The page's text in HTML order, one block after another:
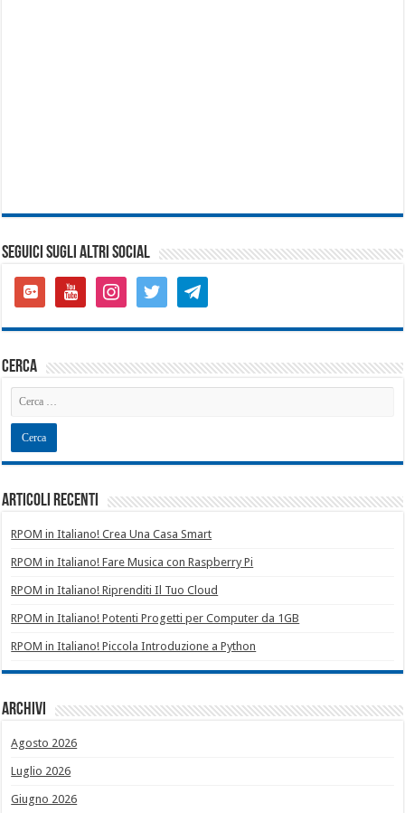
SEGUICI SUGLI ALTRI SOCIAL
google-
plus-
youtubeinstagramtwitter telegram
cerca
Articoli recenti
RPOM in Italiano! Crea Una Casa Smart
RPOM in Italiano! Fare Musica con Raspberry Pi
RPOM in Italiano! Riprenditi Il Tuo Cloud
RPOM in Italiano! Potenti Progetti per Computer da 1GB
RPOM in Italiano! Piccola Introduzione a Python
Archivi
Agosto 2026
Luglio 2026
Giugno 2026